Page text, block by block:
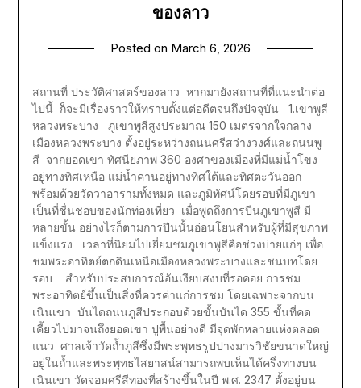
ของลาว
Posted on March 6, 2026
สถานที่ ประวัติศาสตร์ของลาว หากมายังสถานที่ที่แนะนำต่อ
ไปนี้ ก็จะมีเรื่องราวให้ทราบตั้งแต่อดีตจนถึงปัจจุบัน 1.เขาพูสี
หลวงพระบาง ภูเขาพูสีสูงประมาณ 150 เมตรจากใจกลาง
เมืองหลวงพระบาง ตั้งอยู่ระหว่างถนนศรีสว่างวงศ์และถนนพู
สี จากยอดเขา ทัศนียภาพ 360 องศาของเมืองที่มีแม่น้ำโขง
อยู่ทางทิศเหนือ แม่น้ำคานอยู่ทางทิศใต้และทิศตะวันออก
พร้อมด้วยวัดวาอารามทั้งหมด และภูมิทัศน์โดยรอบที่มีภูเขา
เป็นที่ชื่นชอบของนักท่องเที่ยว เมื่อพูดถึงการปีนภูเขาพูสี มี
หลายขั้น อย่างไรก็ตามการปีนนั้นอ่อนโยนสำหรับผู้ที่มีสุขภาพ
แข็งแรง เวลาที่นิยมไปเยี่ยมชมภูเขาพูสีคือช่วงบ่ายแก่ๆ เพื่อ
ชมพระอาทิตย์ตกดินเหนือเมืองหลวงพระบางและชนบทโดย
รอบ สำหรับประสบการณ์อันเงียบสงบที่รอคอย การชม
พระอาทิตย์ขึ้นเป็นสิ่งที่ควรค่าแก่การชม โดยเฉพาะจากบน
เนินเขา บันไดถนนภูสีประกอบด้วยขั้นบันได 355 ขั้นที่คด
เคี้ยวไปมาจนถึงยอดเขา ปูพื้นอย่างดี มีจุดพักหลายแห่งตลอด
แนว ศาลเจ้าวัดถ้ำภูสีซึ่งมีพระพุทธรูปปางมารวิชัยขนาดใหญ่
อยู่ในถ้ำและพระพุทธไสยาสน์สามารถพบเห็นได้ครึ่งทางบน
เนินเขา วัดจอมศรีสีทองที่สร้างขึ้นในปี พ.ศ. 2347 ตั้งอยู่บน